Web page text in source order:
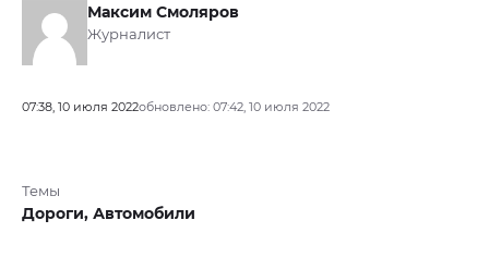
Максим Смоляров
Журналист
07:38, 10 июля 2022обновлено: 07:42, 10 июля 2022
Темы
Дороги, Автомобили